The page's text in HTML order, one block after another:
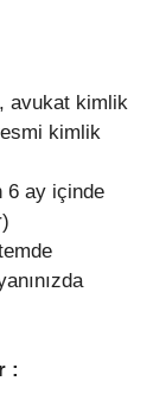
avukat kimlik
kimlik
6 ay içinde
: